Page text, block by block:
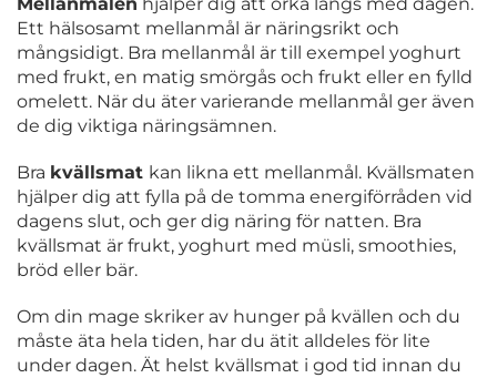
Mellanmålen hjälper dig att orka längs med dagen.
Ett hälsosamt mellanmål är näringsrikt och
mångsidigt. Bra mellanmål är till exempel yoghurt
med frukt, en matig smörgås och frukt eller en fylld
omelett. När du äter varierande mellanmål ger även
de dig viktiga näringsämnen.
Bra kvällsmat kan likna ett mellanmål. Kvällsmaten
hjälper dig att fylla på de tomma energiförråden vid
dagens slut, och ger dig näring för natten. Bra
kvällsmat är frukt, yoghurt med müsli, smoothies,
bröd eller bär.
Om din mage skriker av hunger på kvällen och du
måste äta hela tiden, har du ätit alldeles för lite
under dagen. Ät helst kvällsmat i god tid innan du